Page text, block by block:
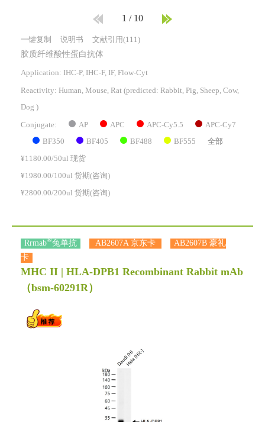
1 / 10
一键复制 说明书 文献引用(111)
胶质纤维酸性蛋白抗体
Application: IHC-P, IHC-F, IF, Flow-Cyt
Reactivity: Human, Mouse, Rat (predicted: Rabbit, Pig, Sheep, Cow,
Dog )
Conjugate: AP APC APC-Cy5.5 APC-Cy7
BF350 BF405 BF488 BF555 全部
¥1180.00/50ul 现货
¥1980.00/100ul 货期(咨询)
¥2800.00/200ul 货期(咨询)
Rrmab®兔单抗 AB2607A 京东卡
AB2607B 豪礼
卡
MHC II | HLA-DPB1 Recombinant Rabbit mAb
（bsm-60291R）